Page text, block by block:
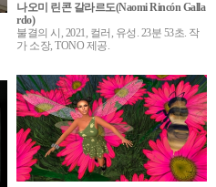
나오미 린콘 갈라르도(Naomi Rincón Galla
rdo)
불결의 시, 2021, 컬러, 유성. 23분 53초. 작
가 소장, TONO 제공.